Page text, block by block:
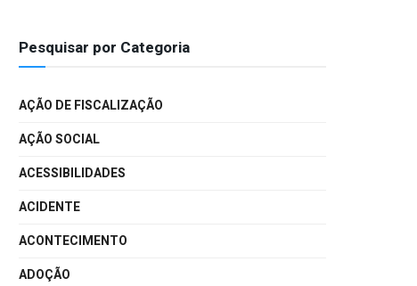
Pesquisar por Categoria
AÇÃO DE FISCALIZAÇÃO
AÇÃO SOCIAL
ACESSIBILIDADES
ACIDENTE
ACONTECIMENTO
ADOÇÃO